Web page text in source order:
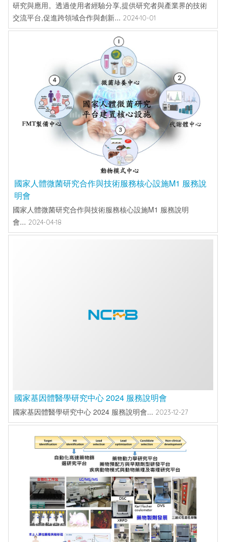
研究與應用。透過使用者經驗分享,提供研究者與產業界的技術
交流平台,促進跨領域合作與創新... 2024-10-01
國家人體微菌研究合作與技術服務核心設施M1 服務說
明會
國家人體微菌研究合作與技術服務核心設施M1 服務說明
會... 2024-04-18
國家基因體醫學研究中心 2024 服務說明會
國家基因體醫學研究中心 2024 服務說明會... 2023-12-27